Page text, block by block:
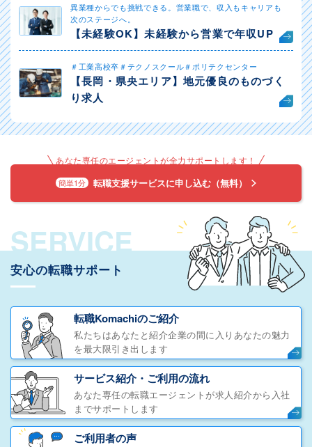
異業種からでも挑戦できる。営業職で、収入もキャリアも
次のステージへ。
【未経験OK】未経験から営業で年収UP
＃工業高校卒＃テクノスクール＃ポリテクセンター
【長岡・県央エリア】地元優良のものづく
り求人
あなた専任のエージェントが全力サポートします！
簡単1分 転職支援サービスに申し込む（無料）
SERVICE
安心の転職サポート
転職Komachiのご紹介
私たちはあなたと紹介企業の間に入りあなたの魅力
を最大限引き出します
サービス紹介・ご利用の流れ
あなた専任の転職エージェントが求人紹介から入社
までサポートします
ご利用者の声